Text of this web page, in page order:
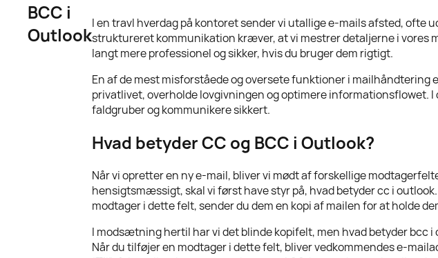
BCC i
Outlook
I en travl hverdag på kontoret sender vi utallige e-mails afsted,
struktureret kommunikation kræver, at vi mestrer detaljerne i vores
langt mere professionel og sikker, hvis du bruger dem rigtigt.
En af de mest misforståede og oversete funktioner i
privatlivet, overholde lovgivningen og optimere informationsflowet.
faldgruber og kommunikere sikkert.
Hvad betyder CC og BCC i Outlook?
Når vi opretter en ny e-mail, bliver vi mødt af forskellige
hensigtsmæssigt, skal vi først have styr på, hvad betyder cc i
modtager i dette felt, sender du dem en kopi af mailen for at holde
I modsætning hertil har vi det blinde kopifelt, men hvad betyder bcc i
Når du tilføjer en modtager i dette felt, bliver vedkommendes e-